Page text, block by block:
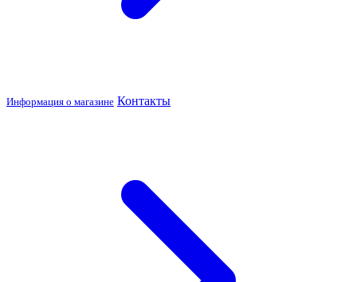
Информация о магазине Контакты